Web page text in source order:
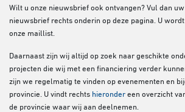
Wilt u onze nieuwsbrief ook ontvangen? Vul dan
nieuwsbrief rechts onderin op deze pagina. U
onze maillist.
Daarnaast zijn wij altijd op zoek naar geschikte
projecten die wij met een financiering verder
zijn we regelmatig te vinden op evenementen en
provincie. U vindt rechts hieronder een overzicht
de provincie waar wij aan deelnemen.